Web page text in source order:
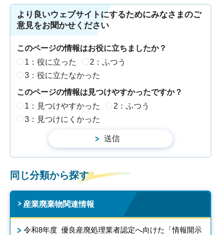
より良いウェブサイトにするためにみなさまのご
意見をお聞かせください
このページの情報はお役に立ちましたか？
1：役に立った
2：ふつう
3：役に立たなかった
このページの情報は見つけやすかったですか？
1：見つけやすかった
2：ふつう
3：見つけにくかった
同じ分類から探す
産業廃棄物関連情報
令和8年度 優良産廃処理業者認定へ向けた「情報開示